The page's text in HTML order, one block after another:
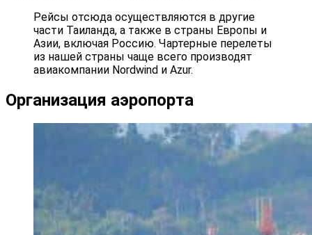
Рейсы отсюда осуществляются в другие
части Таиланда, а также в страны Европы и
Азии, включая Россию. Чартерные перелеты
из нашей страны чаще всего производят
авиакомпании Nordwind и Azur.
Организация аэропорта